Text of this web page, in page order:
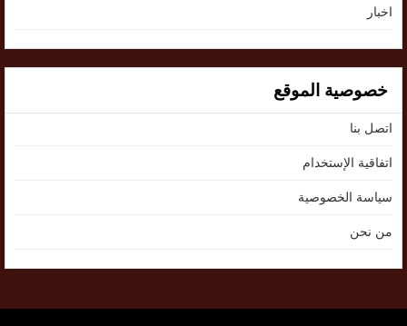
اخبار
خصوصية الموقع
اتصل بنا
اتفاقية الإستخدام
سياسة الخصوصية
من نحن